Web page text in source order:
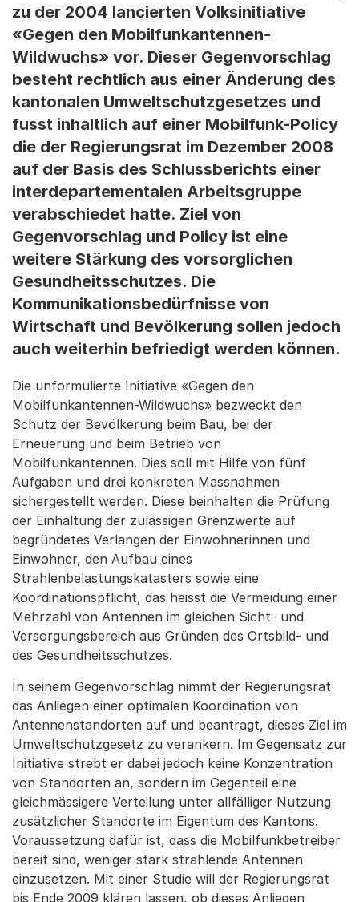
zu der 2004 lancierten Volksinitiative
«Gegen den Mobilfunkantennen-
Wildwuchs» vor. Dieser Gegenvorschlag
besteht rechtlich aus einer Änderung des
kantonalen Umweltschutzgesetzes und
fusst inhaltlich auf einer Mobilfunk-Policy
die der Regierungsrat im Dezember 2008
auf der Basis des Schlussberichts einer
interdepartementalen Arbeitsgruppe
verabschiedet hatte. Ziel von
Gegenvorschlag und Policy ist eine
weitere Stärkung des vorsorglichen
Gesundheitsschutzes. Die
Kommunikationsbedürfnisse von
Wirtschaft und Bevölkerung sollen jedoch
auch weiterhin befriedigt werden können.
Die unformulierte Initiative «Gegen den
Mobilfunkantennen-Wildwuchs» bezweckt den
Schutz der Bevölkerung beim Bau, bei der
Erneuerung und beim Betrieb von
Mobilfunkantennen. Dies soll mit Hilfe von fünf
Aufgaben und drei konkreten Massnahmen
sichergestellt werden. Diese beinhalten die Prüfung
der Einhaltung der zulässigen Grenzwerte auf
begründetes Verlangen der Einwohnerinnen und
Einwohner, den Aufbau eines
Strahlenbelastungskatasters sowie eine
Koordinationspflicht, das heisst die Vermeidung einer
Mehrzahl von Antennen im gleichen Sicht- und
Versorgungsbereich aus Gründen des Ortsbild- und
des Gesundheitsschutzes.
In seinem Gegenvorschlag nimmt der Regierungsrat
das Anliegen einer optimalen Koordination von
Antennenstandorten auf und beantragt, dieses Ziel im
Umweltschutzgesetz zu verankern. Im Gegensatz zur
Initiative strebt er dabei jedoch keine Konzentration
von Standorten an, sondern im Gegenteil eine
gleichmässigere Verteilung unter allfälliger Nutzung
zusätzlicher Standorte im Eigentum des Kantons.
Voraussetzung dafür ist, dass die Mobilfunkbetreiber
bereit sind, weniger stark strahlende Antennen
einzusetzen. Mit einer Studie will der Regierungsrat
bis Ende 2009 klären lassen, ob dieses Anliegen